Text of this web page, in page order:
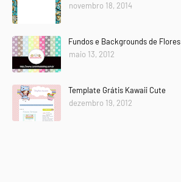
novembro 18, 2014
Fundos e Backgrounds de Flores
maio 13, 2012
Template Grátis Kawaii Cute
dezembro 19, 2012